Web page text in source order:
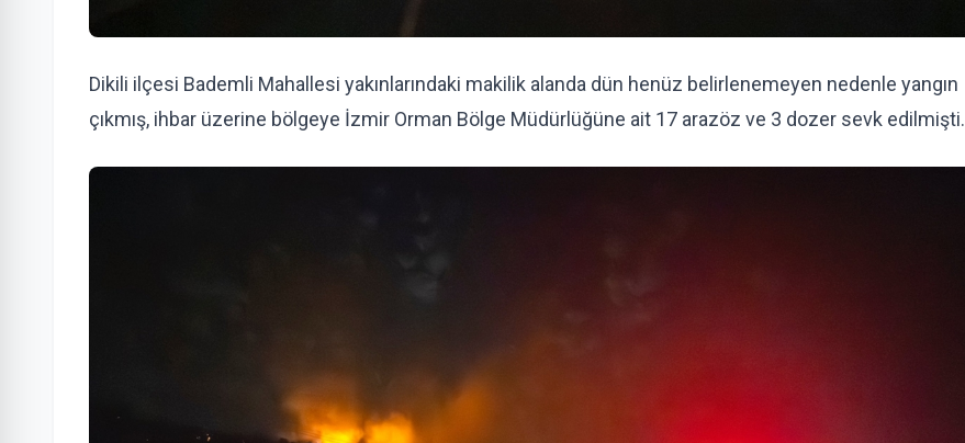
Dikili ilçesi Bademli Mahallesi yakınlarındaki makilik alanda dün henüz belirlenemeyen nedenle yangın
çıkmış, ihbar üzerine bölgeye İzmir Orman Bölge Müdürlüğüne ait 17 arazöz ve 3 dozer sevk edilmişti.